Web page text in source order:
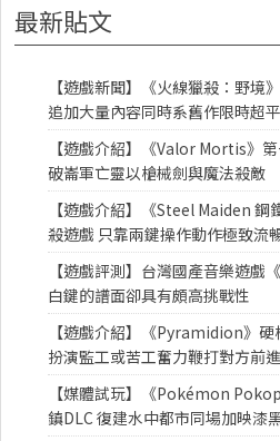
最新貼文
【遊戲新聞】《火線獵殺：野境
追加大量內容同時系舊作限時超
【遊戲介紹】《Valor Mortis》
破崙軍亡靈以槍械劍與魔法殺敵
【遊戲介紹】《Steel Maiden
殺遊戲 只靠兩鍵操作動作極致流
【遊戲評測】台灣國產音樂遊戲
白鍵的譜面卻具有頗高挑戰性
【遊戲介紹】《Pyramidion》
扮演監工或苦工奮力鞭打對方前進
【媒體試玩】《Pokémon
鎮DLC 復建水中都市同場加映漆